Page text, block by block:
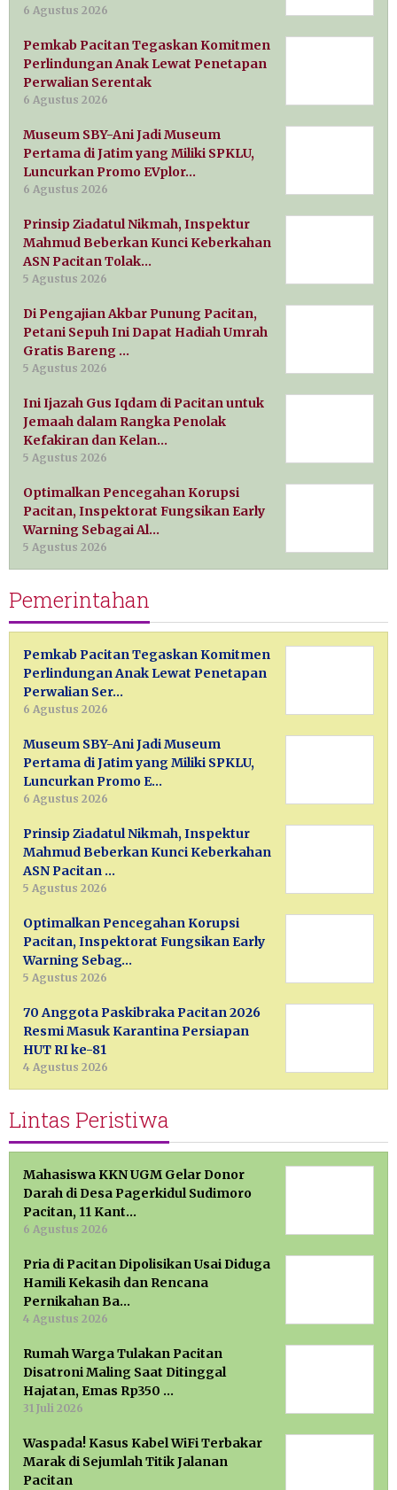
6 Agustus 2026
Pemkab Pacitan Tegaskan Komitmen
Perlindungan Anak Lewat Penetapan
Perwalian Serentak
6 Agustus 2026
Museum SBY-Ani Jadi Museum
Pertama di Jatim yang Miliki SPKLU,
Luncurkan Promo EVplor…
6 Agustus 2026
Prinsip Ziadatul Nikmah, Inspektur
Mahmud Beberkan Kunci Keberkahan
ASN Pacitan Tolak…
5 Agustus 2026
Di Pengajian Akbar Punung Pacitan,
Petani Sepuh Ini Dapat Hadiah Umrah
Gratis Bareng …
5 Agustus 2026
Ini Ijazah Gus Iqdam di Pacitan untuk
Jemaah dalam Rangka Penolak
Kefakiran dan Kelan…
5 Agustus 2026
Optimalkan Pencegahan Korupsi
Pacitan, Inspektorat Fungsikan Early
Warning Sebagai Al…
5 Agustus 2026
Pemerintahan
Pemkab Pacitan Tegaskan Komitmen
Perlindungan Anak Lewat Penetapan
Perwalian Ser…
6 Agustus 2026
Museum SBY-Ani Jadi Museum
Pertama di Jatim yang Miliki SPKLU,
Luncurkan Promo E…
6 Agustus 2026
Prinsip Ziadatul Nikmah, Inspektur
Mahmud Beberkan Kunci Keberkahan
ASN Pacitan …
5 Agustus 2026
Optimalkan Pencegahan Korupsi
Pacitan, Inspektorat Fungsikan Early
Warning Sebag…
5 Agustus 2026
70 Anggota Paskibraka Pacitan 2026
Resmi Masuk Karantina Persiapan
HUT RI ke-81
4 Agustus 2026
Lintas Peristiwa
Mahasiswa KKN UGM Gelar Donor
Darah di Desa Pagerkidul Sudimoro
Pacitan, 11 Kant…
6 Agustus 2026
Pria di Pacitan Dipolisikan Usai Diduga
Hamili Kekasih dan Rencana
Pernikahan Ba…
4 Agustus 2026
Rumah Warga Tulakan Pacitan
Disatroni Maling Saat Ditinggal
Hajatan, Emas Rp350 …
31 Juli 2026
Waspada! Kasus Kabel WiFi Terbakar
Marak di Sejumlah Titik Jalanan
Pacitan